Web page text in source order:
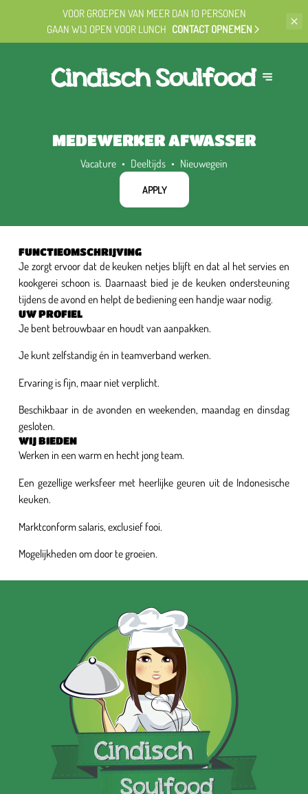
VOOR GROEPEN VAN MEER DAN 10 PERSONEN
GAAN WIJ OPEN VOOR LUNCH CONTACT OPNEMEN
MEDEWERKER AFWASSER
Vacature Deeltijds Nieuwegein
APPLY
FUNCTIEOMSCHRIJVING
Je zorgt ervoor dat de keuken netjes blijft en dat al het servies en
kookgerei schoon is. Daarnaast bied je de keuken ondersteuning
tijdens de avond en helpt de bediening een handje waar nodig.
UW PROFIEL
Je bent betrouwbaar en houdt van aanpakken.
Je kunt zelfstandig én in teamverband werken.
Ervaring is fijn, maar niet verplicht.
Beschikbaar in de avonden en weekenden, maandag en dinsdag
gesloten.
WIJ BIEDEN
Werken in een warm en hecht jong team.
Een gezellige werksfeer met heerlijke geuren uit de Indonesische
keuken.
Marktconform salaris, exclusief fooi.
Mogelijkheden om door te groeien.